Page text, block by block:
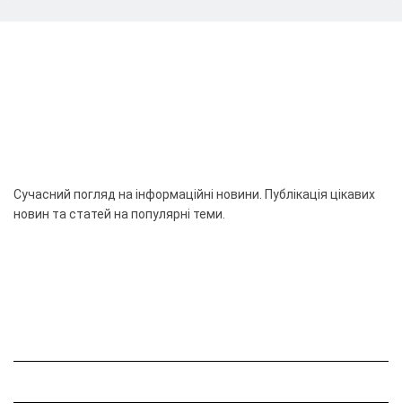
Сучасний погляд на інформаційні новини. Публікація цікавих
новин та статей на популярні теми.